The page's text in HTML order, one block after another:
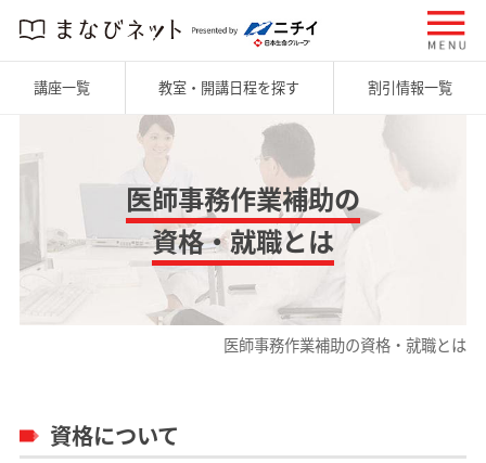
講座一覧 教室・開講日程を探す 割引情報一覧
医師事務作業補助の
資格・就職とは
医師事務作業補助の資格・就職とは
資格について